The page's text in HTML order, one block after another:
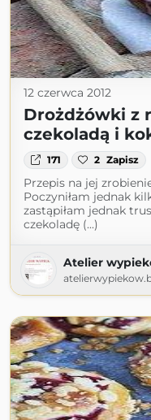
12 czerwca 2012
Drożdżówki z
czekoladą i
171 2 Zapisz
Przepis na jej
Poczyniłam jednak
zastąpiłam jednak
czekoladę (...)
Atelier